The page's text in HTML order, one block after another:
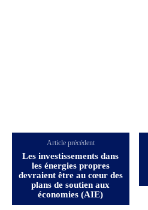
Article précédent
Les investissements dans
les énergies propres
devraient être au cœur des
plans de soutien aux
économies (AIE)